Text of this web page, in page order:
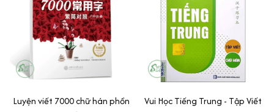
Luyện viết 7000 chữ hán phồn
Vui Học Tiếng Trung - Tập Viết